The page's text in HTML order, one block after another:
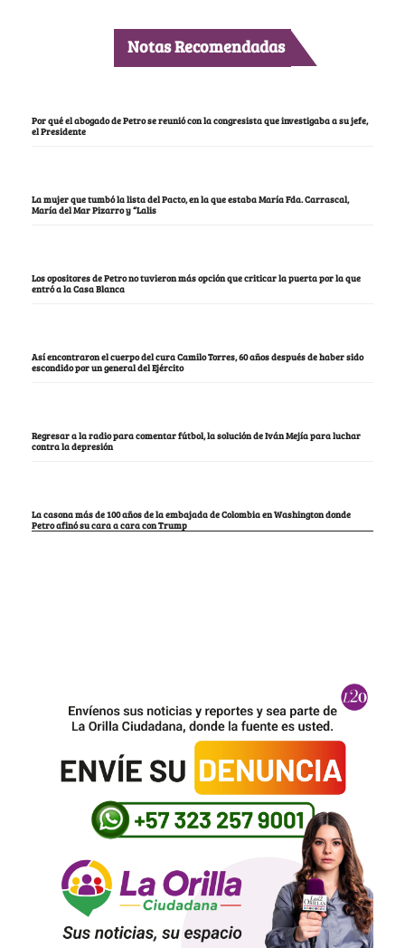
Notas Recomendadas
Por qué el abogado de Petro se reunió con la congresista que investigaba a su jefe,
el Presidente
La mujer que tumbó la lista del Pacto, en la que estaba María Fda. Carrascal,
María del Mar Pizarro y “Lalis
Los opositores de Petro no tuvieron más opción que criticar la puerta por la que
entró a la Casa Blanca
Así encontraron el cuerpo del cura Camilo Torres, 60 años después de haber sido
escondido por un general del Ejército
Regresar a la radio para comentar fútbol, la solución de Iván Mejía para luchar
contra la depresión
La casona más de 100 años de la embajada de Colombia en Washington donde
Petro afinó su cara a cara con Trump